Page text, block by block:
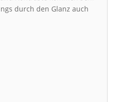
durch den Glanz auch